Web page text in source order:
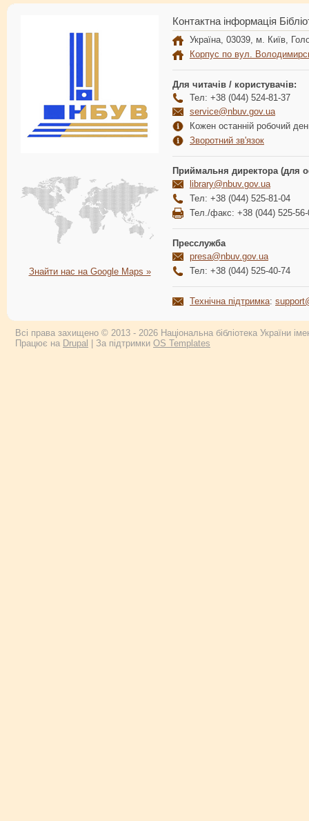
Знайти нас на Google Maps »
Контактна інформація
Україна, 03039, м. Київ,
Корпус по вул.
Для читачів / користувачів:
Тел: +38 (044) 524-81-37
service@nbuv.gov.ua
Кожен останній робочий
Зворотний зв'язок
Приймальня директора (для
library@nbuv.gov.ua
Тел: +38 (044) 525-81-04
Тел./факс: +38 (044) 525-56-
Пресслужба
presa@nbuv.gov.ua
Тел: +38 (044) 525-40-74
Технічна підтримка:
Всі права захищено © 2013 - 2026 Національна бібліотека України
Працює на Drupal | За підтримки OS Templates